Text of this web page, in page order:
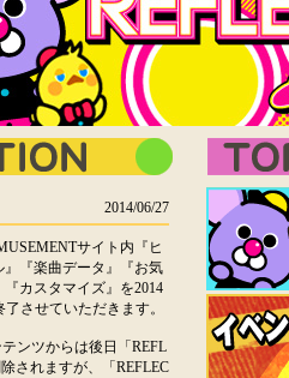
2014/06/27
サイト内『ヒ
『楽曲データ』『お気
カスタマイズ』を2014
させていただきます。
ンツからは後日「REFL
されますが、「REFLEC
EVENT